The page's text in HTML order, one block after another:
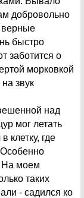
добровольно
верные
быстро
заботится о
морковкой
звук
над
мог летать
клетку, где
На моем
таких
- садился ко